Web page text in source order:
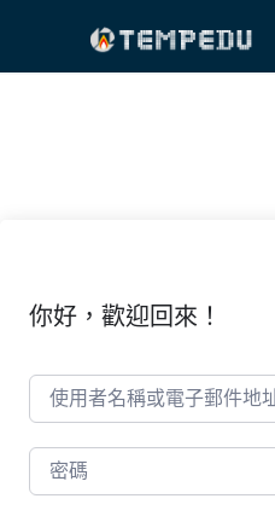
你好，歡迎回來！